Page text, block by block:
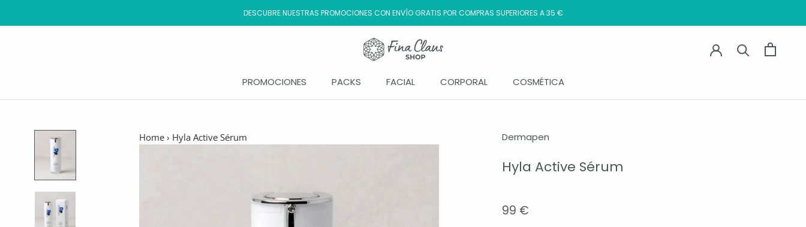
DESCUBRE NUESTRAS PROMOCIONES CON ENVÍO GRATIS POR COMPRAS SUPERIORES A 35 €
PROMOCIONES
PACKS FACIAL CORPORAL COSMÉTICA
Home › Hyla Active Sérum Dermapen
Hyla Active Sérum
99 €